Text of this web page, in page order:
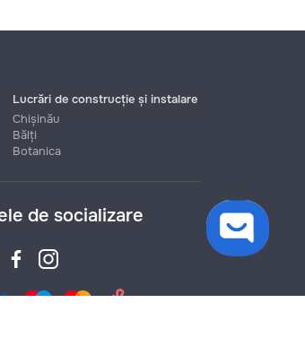
Lucrări de construcție și instalare
Chișinău
Bălți
Botanica
de socializare